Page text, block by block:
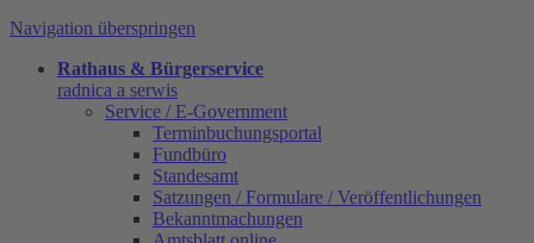
Navigation überspringen
Rathaus & Bürgerservice
radnica a serwis
Service / E-Government
Terminbuchungsportal
Fundbüro
Standesamt
Satzungen / Formulare / Veröffentlichungen
Bekanntmachungen